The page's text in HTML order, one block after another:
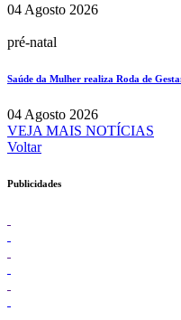
04 Agosto 2026
pré-natal
Saúde da Mulher realiza Roda de
04 Agosto 2026
VEJA MAIS NOTÍCIAS
Voltar
Publicidades